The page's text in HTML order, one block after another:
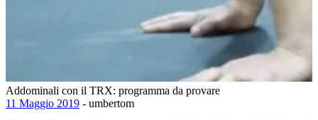
Addominali con il TRX: programma da provare
11 Maggio 2019 - umbertom